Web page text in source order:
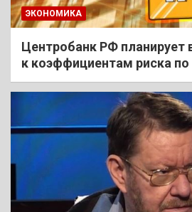
ЭКОНОМИКА
Центробанк РФ планирует
к коэффициентам риска по